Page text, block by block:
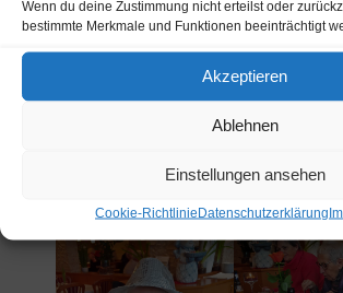
Wenn du deine Zustimmung nicht erteilst oder
bestimmte Merkmale und Funktionen beeinträchtigt
Akzeptieren
Ablehnen
Einstellungen ansehen
Cookie-RichtlinieDatenschutzerklärung